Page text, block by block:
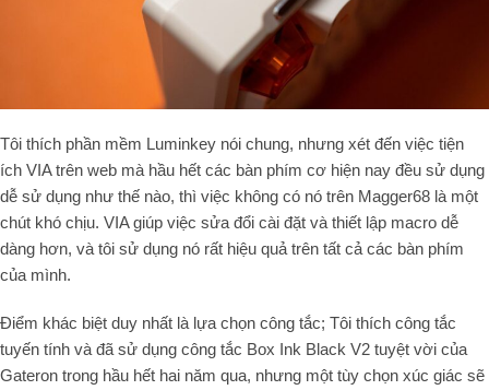
Tôi thích phần mềm Luminkey nói chung, nhưng xét đến việc tiện
ích VIA trên web mà hầu hết các bàn phím cơ hiện nay đều sử dụng
dễ sử dụng như thế nào, thì việc không có nó trên Magger68 là một
chút khó chịu. VIA giúp việc sửa đổi cài đặt và thiết lập macro dễ
dàng hơn, và tôi sử dụng nó rất hiệu quả trên tất cả các bàn phím
của mình.
Điểm khác biệt duy nhất là lựa chọn công tắc; Tôi thích công tắc
tuyến tính và đã sử dụng công tắc Box Ink Black V2 tuyệt vời của
Gateron trong hầu hết hai năm qua, nhưng một tùy chọn xúc giác sẽ